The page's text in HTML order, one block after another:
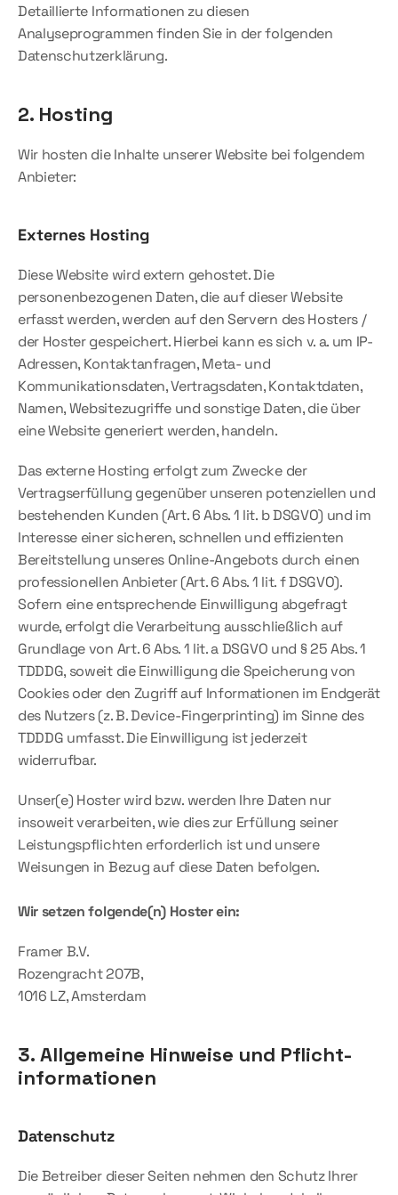
Detaillierte Informationen zu diesen
Analyseprogrammen finden Sie in der folgenden
Datenschutzerklärung.
2. Hosting
Wir hosten die Inhalte unserer Website bei folgendem
Anbieter:
Externes Hosting
Diese Website wird extern gehostet. Die
personenbezogenen Daten, die auf dieser Website
erfasst werden, werden auf den Servern des Hosters /
der Hoster gespeichert. Hierbei kann es sich v. a. um IP-
Adressen, Kontaktanfragen, Meta- und
Kommunikationsdaten, Vertragsdaten, Kontaktdaten,
Namen, Websitezugriffe und sonstige Daten, die über
eine Website generiert werden, handeln.
Das externe Hosting erfolgt zum Zwecke der
Vertragserfüllung gegenüber unseren potenziellen und
bestehenden Kunden (Art. 6 Abs. 1 lit. b DSGVO) und im
Interesse einer sicheren, schnellen und effizienten
Bereitstellung unseres Online-Angebots durch einen
professionellen Anbieter (Art. 6 Abs. 1 lit. f DSGVO).
Sofern eine entsprechende Einwilligung abgefragt
wurde, erfolgt die Verarbeitung ausschließlich auf
Grundlage von Art. 6 Abs. 1 lit. a DSGVO und § 25 Abs. 1
TDDDG, soweit die Einwilligung die Speicherung von
Cookies oder den Zugriff auf Informationen im Endgerät
des Nutzers (z. B. Device-Fingerprinting) im Sinne des
TDDDG umfasst. Die Einwilligung ist jederzeit
widerrufbar.
Unser(e) Hoster wird bzw. werden Ihre Daten nur
insoweit verarbeiten, wie dies zur Erfüllung seiner
Leistungspflichten erforderlich ist und unsere
Weisungen in Bezug auf diese Daten befolgen.
Wir setzen folgende(n) Hoster ein:
Framer B.V.
Rozengracht 207B,
1016 LZ, Amsterdam
3. Allgemeine Hinweise und Pflicht­
informationen
Datenschutz
Die Betreiber dieser Seiten nehmen den Schutz Ihrer